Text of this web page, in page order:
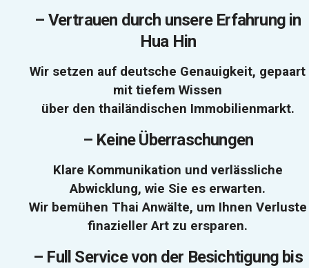
– Vertrauen durch unsere Erfahrung in
Hua Hin
Wir setzen auf deutsche Genauigkeit, gepaart
mit tiefem Wissen
über den thailändischen Immobilienmarkt.
– Keine Überraschungen
Klare Kommunikation und verlässliche
Abwicklung, wie Sie es erwarten.
Wir bemühen Thai Anwälte, um Ihnen Verluste
finazieller Art zu ersparen.
– Full Service von der Besichtigung bis